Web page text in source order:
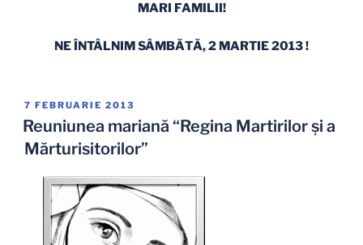
MARI FAMILII!
NE ÎNTÂLNIM SÂMBĂTĂ, 2 MARTIE 2013 !
PUBLICAT
PE
7 FEBRUARIE 2013
Reuniunea mariană “Regina Martirilor şi a
Mărturisitorilor”